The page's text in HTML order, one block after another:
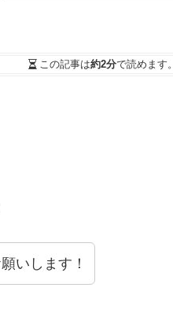
この記事は約2分で読めます。
いします！